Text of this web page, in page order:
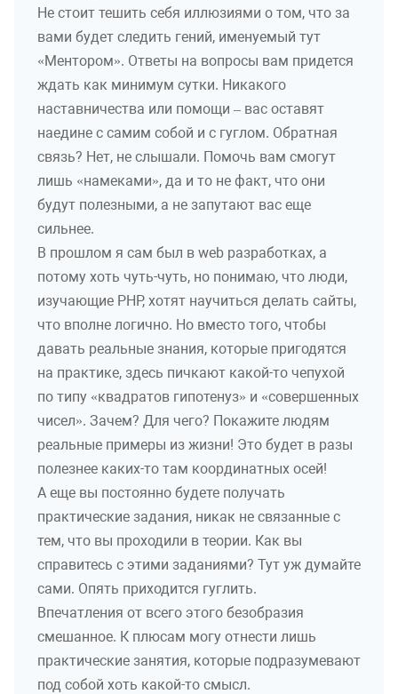
Не стоит тешить себя иллюзиями о том, что за
вами будет следить гений, именуемый тут
«Ментором». Ответы на вопросы вам придется
ждать как минимум сутки. Никакого
наставничества или помощи – вас оставят
наедине с самим собой и с гуглом. Обратная
связь? Нет, не слышали. Помочь вам смогут
лишь «намеками», да и то не факт, что они
будут полезными, а не запутают вас еще
сильнее.
В прошлом я сам был в web разработках, а
потому хоть чуть-чуть, но понимаю, что люди,
изучающие PHP, хотят научиться делать сайты,
что вполне логично. Но вместо того, чтобы
давать реальные знания, которые пригодятся
на практике, здесь пичкают какой-то чепухой
по типу «квадратов гипотенуз» и «совершенных
чисел». Зачем? Для чего? Покажите людям
реальные примеры из жизни! Это будет в разы
полезнее каких-то там координатных осей!
А еще вы постоянно будете получать
практические задания, никак не связанные с
тем, что вы проходили в теории. Как вы
справитесь с этими заданиями? Тут уж думайте
сами. Опять приходится гуглить.
Впечатления от всего этого безобразия
смешанное. К плюсам могу отнести лишь
практические занятия, которые подразумевают
под собой хоть какой-то смысл.